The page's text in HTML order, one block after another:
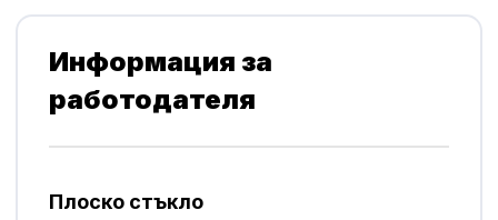
Информация за
работодателя
Плоско стъкло